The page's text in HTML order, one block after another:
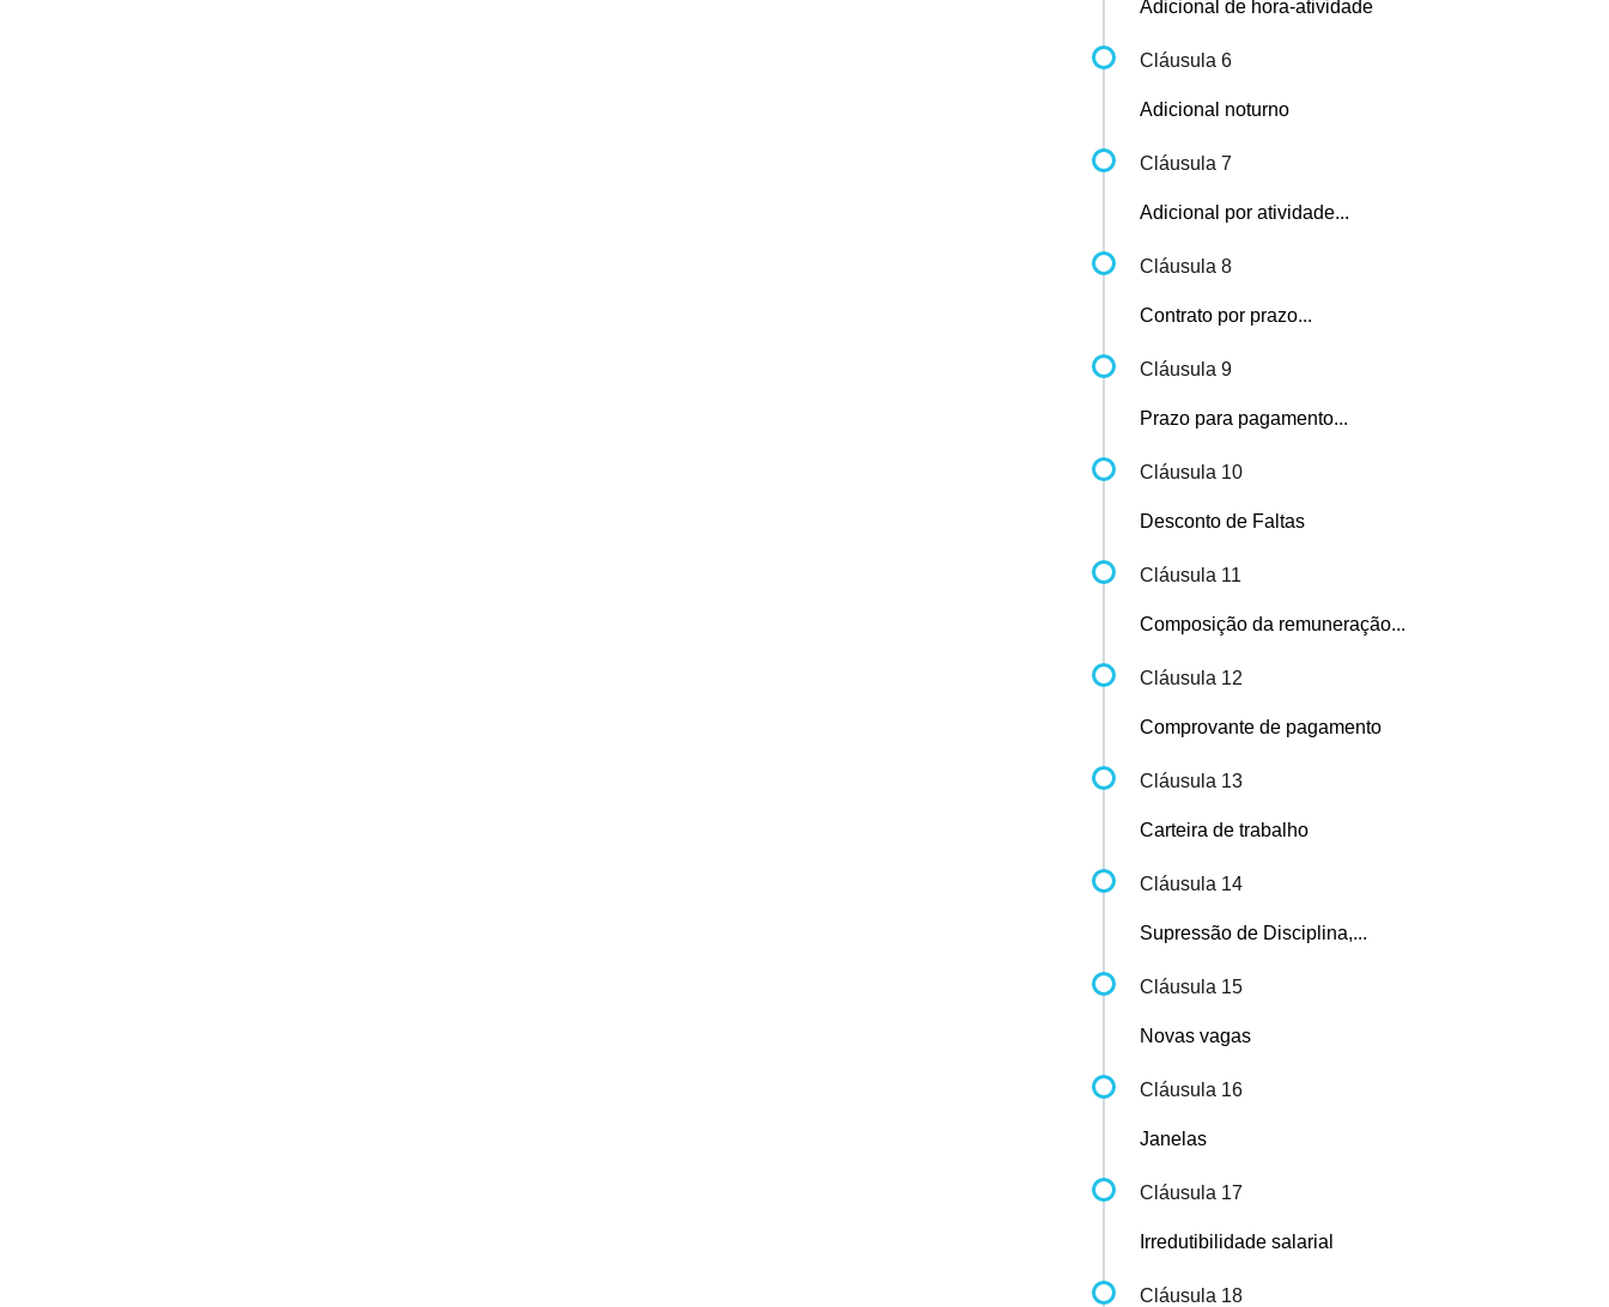
Adicional de hora-atividade
Cláusula 6
Adicional noturno
Cláusula 7
Adicional por atividade...
Cláusula 8
Contrato por prazo...
Cláusula 9
Prazo para pagamento...
Cláusula 10
Desconto de Faltas
Cláusula 11
Composição da remuneração...
Cláusula 12
Comprovante de pagamento
Cláusula 13
Carteira de trabalho
Cláusula 14
Supressão de Disciplina,...
Cláusula 15
Novas vagas
Cláusula 16
Janelas
Cláusula 17
Irredutibilidade salarial
Cláusula 18